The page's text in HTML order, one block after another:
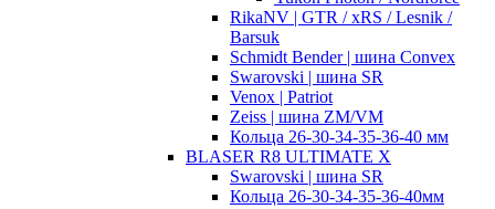
RikaNV | GTR / xRS / Lesnik /
Barsuk
Schmidt Bender | шина Convex
Swarovski | шина SR
Venox | Patriot
Zeiss | шина ZM/VM
Кольца 26-30-34-35-36-40 мм
BLASER R8 ULTIMATE X
Swarovski | шина SR
Кольца 26-30-34-35-36-40мм